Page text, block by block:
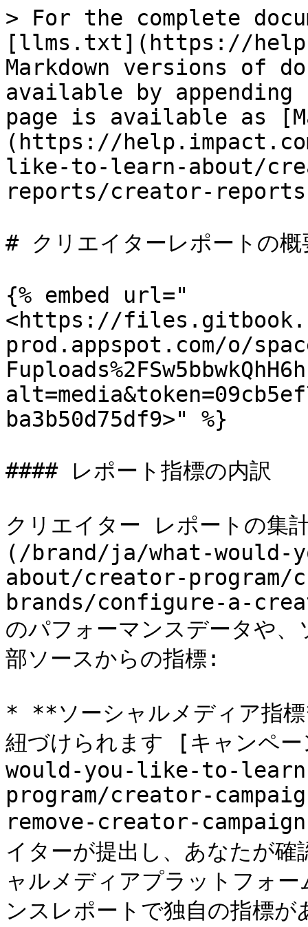
> For the complete
[llms.txt](https://
Markdown versions of
available by
page is available as
(https://
like-to-learn-about/
reports/creator-
# クリエイターレポートの概
{% embed url="
<https://
prod.appspot.com/o/
ba3b50d75df9>" %}
#### レポート指標の内訳
クリエイター レポートの
(/brand/ja/what-
about/creator-program/
brands/configure-a-
のパフォーマンスデータや
部ソースからの指標:
* **ソーシャルメディア指
紐づけられます [キャン
would-you-like-to-
program/creator-
remove-creator-
イターが提出し、あなたが
ャルメディアプラットフォ
ンスレポートで独自の指標